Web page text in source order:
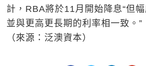
計，RBA將於11月開始降息“但
並與更高更長期的利率相一致。”
（來源：泛澳資本）